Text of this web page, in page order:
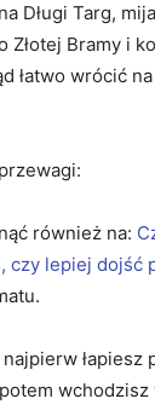
Długi Targ,
Złotej Bramy i
łatwo wrócić
również na:
czy lepiej dojść
łapiesz
wchodzisz